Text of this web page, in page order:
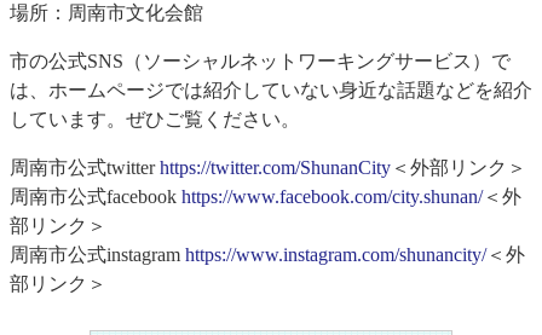
場所：周南市文化会館
市の公式SNS（ソーシャルネットワーキングサービス）で
は、ホームページでは紹介していない身近な話題などを紹介
しています。ぜひご覧ください。
周南市公式twitterhttps://twitter.com/ShunanCity ＜外部リンク＞
周南市公式facebook https://www.facebook.com/city.shunan/＜外
部リンク＞
周南市公式instagram https://www.instagram.com/shunancity/＜外
部リンク＞